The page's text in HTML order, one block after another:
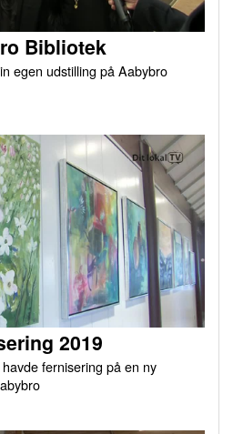
Bibliotek
egen udstilling på Aabybro
2019
fernisering på en ny